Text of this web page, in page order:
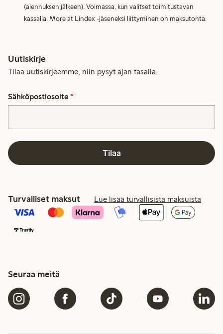
(alennuksen jälkeen). Voimassa, kun valitset toimitustavan
kassalla. More at Lindex -jäseneksi liittyminen on maksutonta.
Uutiskirje
Tilaa uutiskirjeemme, niin pysyt ajan tasalla.
Sähköpostiosoite *
Tilaa
Turvalliset maksut Lue lisää turvallisista maksuista
Seuraa meitä